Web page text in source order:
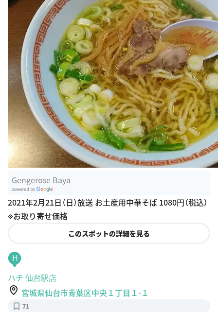
Gengerose Baya
oogle Plac
es
2021年2月21日（日）放送 お土産用中華そば 1080円（税込）
※お取り寄せ価格
このスポットの詳細を見る
H
ハチ 仙台駅店
宮城県仙台市青葉区中央１丁目１-１
71